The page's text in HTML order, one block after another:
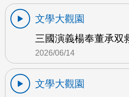
文學大觀園
三國演義楊奉董承双
2026/06/14
文學大觀園